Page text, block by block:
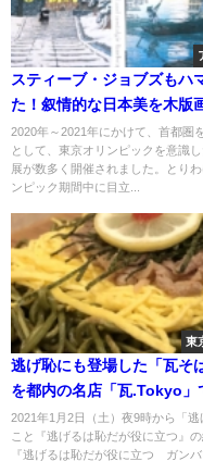
スティーブ・ジョブズもハ
た！叙情的な日本美を木版
閉じ込めた川瀬巴水の新版
は？！
2020年～2021年にかけて、首都圏
として、東京オリンピックを意識
展が数多く開催されました。とりわ
ンピック期間中に目立...
東
逃げ恥にも登場した「瓦そ
を都内の名店「瓦.Tokyo」
わう！獺祭の飲み比べも楽
い！
2021年1月2日（土）夜9時から「逃
こと『逃げるは恥だが役に立つ』の
『逃げるは恥だが役に立つ ガンバ